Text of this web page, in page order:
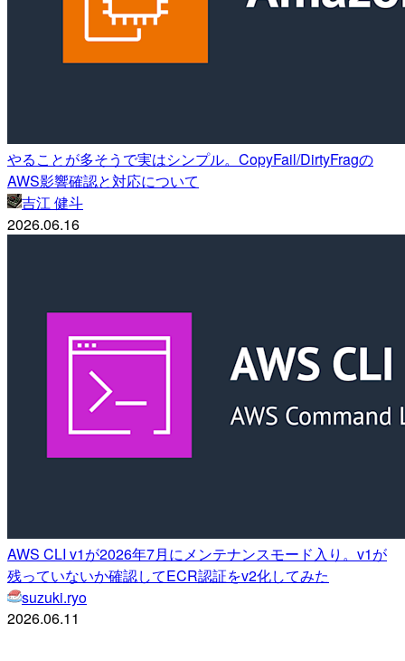
やることが多そうで実はシンプル。CopyFail/DirtyFragの
AWS影響確認と対応について
吉江 健斗
2026.06.16
AWS CLI v1が2026年7月にメンテナンスモード入り。v1が
残っていないか確認してECR認証をv2化してみた
suzuki.ryo
2026.06.11